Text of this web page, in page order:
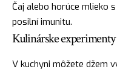
Čaj alebo horúce mlieko
posilní imunitu.
Kulinárske experimenty
V kuchyni môžete džem